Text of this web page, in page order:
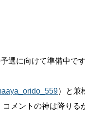
選に向けて準備中で
）と兼
コメントの神は降り